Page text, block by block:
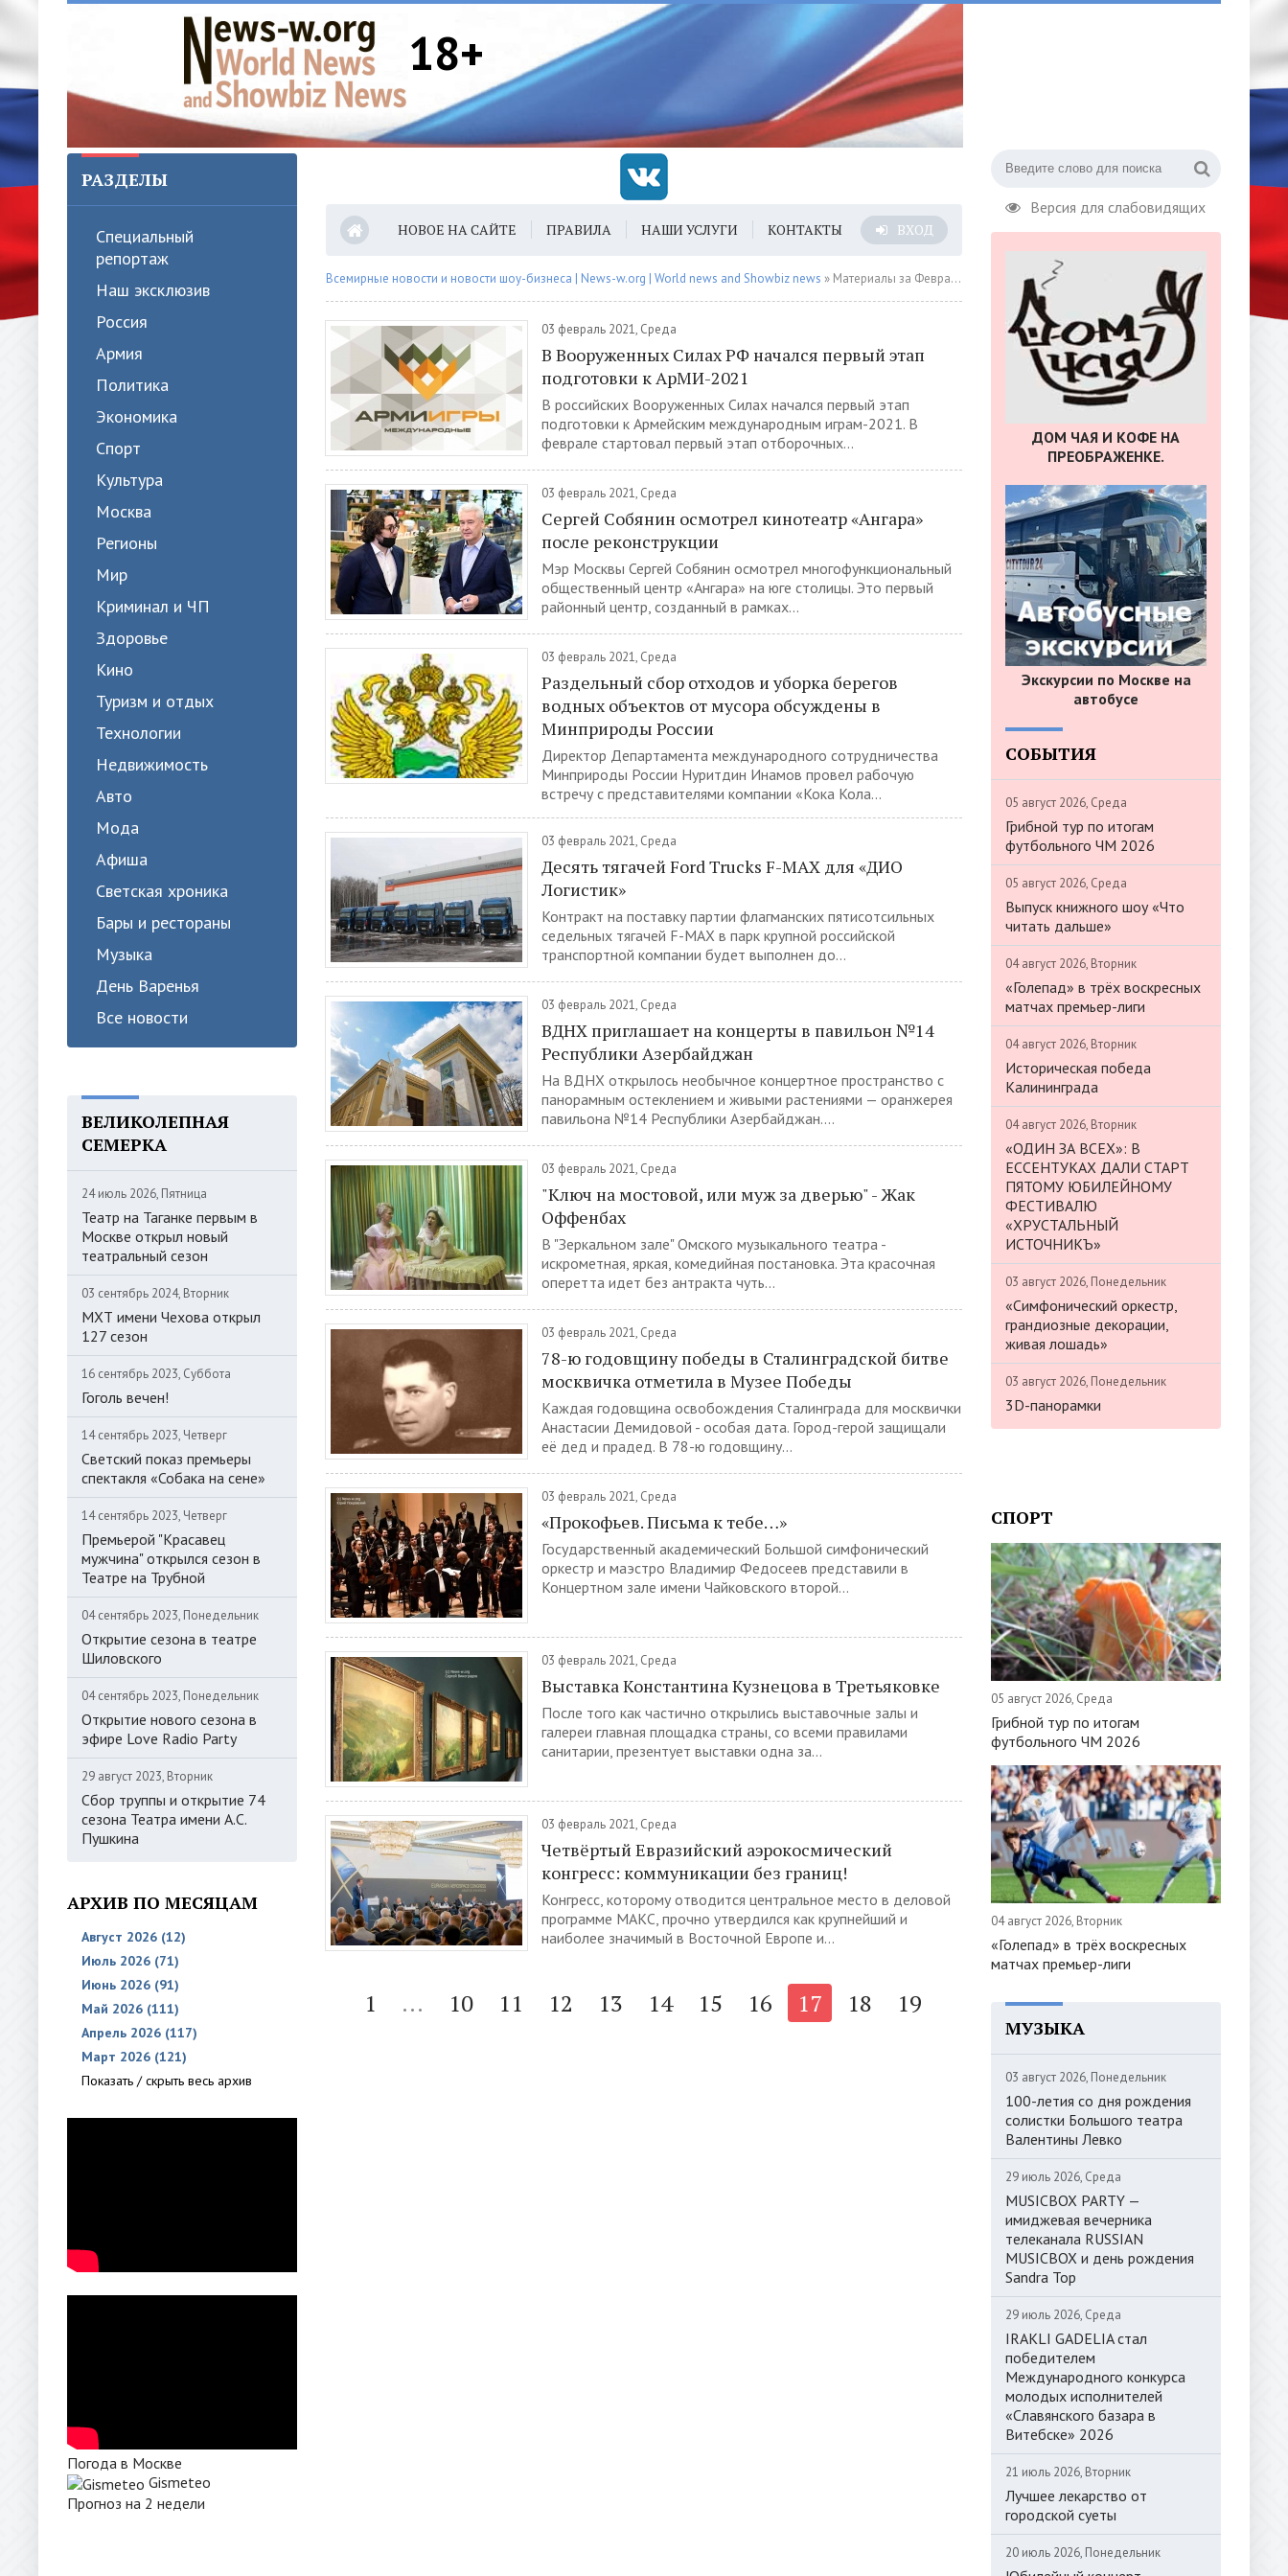
18+
Версия для слабовидящих
РАЗДЕЛЫ
Специальный
репортаж
Наш эксклюзив
Россия
Армия
Политика
Экономика
Спорт
Культура
Москва
Регионы
Мир
Криминал и ЧП
Здоровье
Кино
Туризм и отдых
Технологии
Недвижимость
Авто
Мода
Афиша
Светская хроника
Бары и рестораны
Музыка
День Варенья
Все новости
ВЕЛИКОЛЕПНАЯ
СЕМЕРКА
24 июль 2026, Пятница
Театр на Таганке первым в
Москве открыл новый
театральный сезон
03 сентябрь 2024, Вторник
МХТ имени Чехова открыл
127 сезон
16 сентябрь 2023, Суббота
Гоголь вечен!
14 сентябрь 2023, Четверг
Светский показ премьеры
спектакля «Собака на сене»
14 сентябрь 2023, Четверг
Премьерой "Красавец
мужчина" открылся сезон в
Театре на Трубной
04 сентябрь 2023, Понедельник
Открытие сезона в театре
Шиловского
04 сентябрь 2023, Понедельник
Открытие нового сезона в
эфире Love Radio Party
29 август 2023, Вторник
Сбор труппы и открытие 74
сезона Театра имени А.С.
Пушкина
АРХИВ ПО МЕСЯЦАМ
Август 2026 (12)
Июль 2026 (71)
Июнь 2026 (91)
Май 2026 (111)
Апрель 2026 (117)
Март 2026 (121)
Показать / скрыть весь архив
Погода в Москве
Gismeteo
Прогноз на 2 недели
НОВОЕ НА САЙТЕ ПРАВИЛА НАШИ УСЛУГИ КОНТАКТЫ ВХОД
Всемирные новости и новости шоу-бизнеса | News-w.org | World news and Showbiz news » Материалы за Февраль 2021 года » Страница 17
03 февраль 2021, Среда
В Вооруженных Силах РФ начался первый этап
подготовки к АрМИ-2021
В российских Вооруженных Силах начался первый этап
подготовки к Армейским международным играм-2021. В
феврале стартовал первый этап отборочных...
03 февраль 2021, Среда
Сергей Собянин осмотрел кинотеатр «Ангара»
после реконструкции
Мэр Москвы Сергей Собянин осмотрел многофункциональный
общественный центр «Ангара» на юге столицы. Это первый
районный центр, созданный в рамках...
03 февраль 2021, Среда
Раздельный сбор отходов и уборка берегов
водных объектов от мусора обсуждены в
Минприроды России
Директор Департамента международного сотрудничества
Минприроды России Нуритдин Инамов провел рабочую
встречу с представителями компании «Кока Кола...
03 февраль 2021, Среда
Десять тягачей Ford Trucks F-MAX для «ДИО
Логистик»
Контракт на поставку партии флагманских пятисотсильных
седельных тягачей F-MAX в парк крупной российской
транспортной компании будет выполнен до...
03 февраль 2021, Среда
ВДНХ приглашает на концерты в павильон №14
Республики Азербайджан
На ВДНХ открылось необычное концертное пространство с
панорамным остеклением и живыми растениями — оранжерея
павильона №14 Республики Азербайджан....
03 февраль 2021, Среда
"Ключ на мостовой, или муж за дверью" - Жак
Оффенбах
В "Зеркальном зале" Омского музыкального театра -
искрометная, яркая, комедийная постановка. Эта красочная
оперетта идет без антракта чуть...
03 февраль 2021, Среда
78-ю годовщину победы в Сталинградской битве
москвичка отметила в Музее Победы
Каждая годовщина освобождения Сталинграда для москвички
Анастасии Демидовой - особая дата. Город-герой защищали
её дед и прадед. В 78-ю годовщину...
03 февраль 2021, Среда
«Прокофьев. Письма к тебе…»
Государственный академический Большой симфонический
оркестр и маэстро Владимир Федосеев представили в
Концертном зале имени Чайковского второй...
03 февраль 2021, Среда
Выставка Константина Кузнецова в Третьяковке
После того как частично открылись выставочные залы и
галереи главная площадка страны, со всеми правилами
санитарии, презентует выставки одна за...
03 февраль 2021, Среда
Четвёртый Евразийский аэрокосмический
конгресс: коммуникации без границ!
Конгресс, которому отводится центральное место в деловой
программе МАКС, прочно утвердился как крупнейший и
наиболее значимый в Восточной Европе и...
1 ... 10 11 12 13 14 15 16 17 18 19
ДОМ ЧАЯ И КОФЕ НА
ПРЕОБРАЖЕНКЕ.
Экскурсии по Москве на
автобусе
СОБЫТИЯ
05 август 2026, Среда
Грибной тур по итогам
футбольного ЧМ 2026
05 август 2026, Среда
Выпуск книжного шоу «Что
читать дальше»
04 август 2026, Вторник
«Голепад» в трёх воскресных
матчах премьер-лиги
04 август 2026, Вторник
Историческая победа
Калининграда
04 август 2026, Вторник
«ОДИН ЗА ВСЕХ»: В
ЕССЕНТУКАХ ДАЛИ СТАРТ
ПЯТОМУ ЮБИЛЕЙНОМУ
ФЕСТИВАЛЮ
«ХРУСТАЛЬНЫЙ
ИСТОЧНИКЪ»
03 август 2026, Понедельник
«Симфонический оркестр,
грандиозные декорации,
живая лошадь»
03 август 2026, Понедельник
3D-панорамки
СПОРТ
05 август 2026, Среда
Грибной тур по итогам
футбольного ЧМ 2026
04 август 2026, Вторник
«Голепад» в трёх воскресных
матчах премьер-лиги
МУЗЫКА
03 август 2026, Понедельник
100-летия со дня рождения
солистки Большого театра
Валентины Левко
29 июль 2026, Среда
MUSICBOX PARTY —
имиджевая вечерника
телеканала RUSSIAN
MUSICBOX и день рождения
Sandra Top
29 июль 2026, Среда
IRAKLI GADELIA стал
победителем
Международного конкурса
молодых исполнителей
«Славянского базара в
Витебске» 2026
21 июль 2026, Вторник
Лучшее лекарство от
городской суеты
20 июль 2026, Понедельник